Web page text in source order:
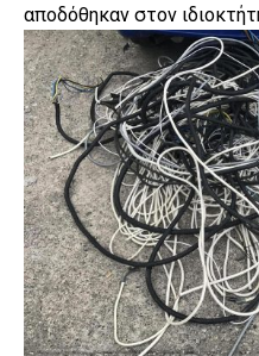
αποδόθηκαν στον